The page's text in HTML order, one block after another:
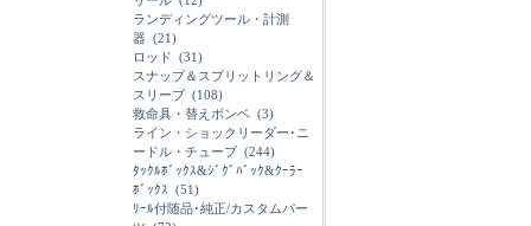
ランディングツール・計測
器 (21)
ロッド (31)
スナップ＆スプリットリング＆
スリーブ (108)
救命具・替えボンベ (3)
ライン・ショックリーダー･ニ
ードル・チューブ (244)
ﾀｯｸﾙﾎﾞｯｸｽ&ｼﾞｸﾞﾊﾞｯｸ&ｸｰﾗｰ
ﾎﾞｯｸｽ (51)
ﾘｰﾙ付随品･純正/カスタムパー